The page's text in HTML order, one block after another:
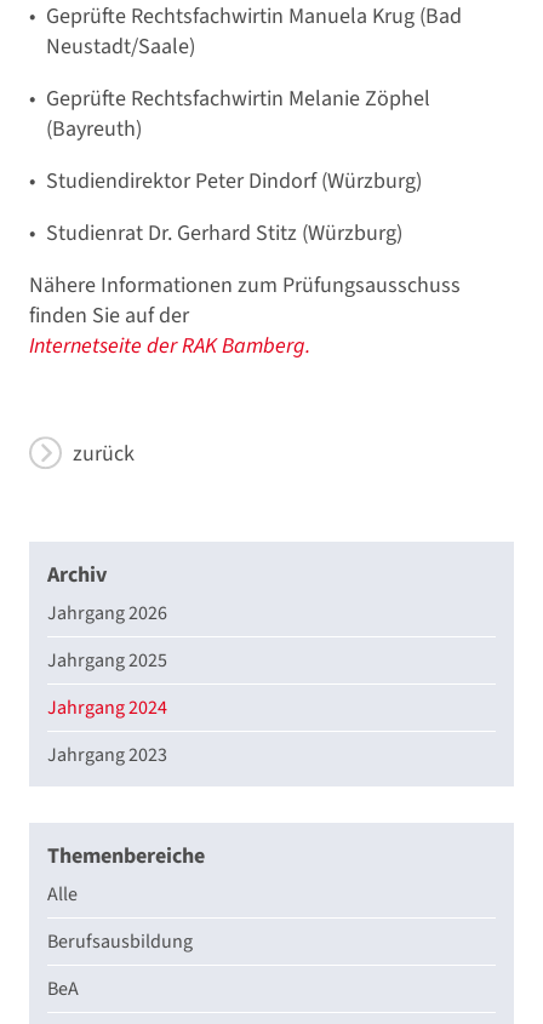
Geprüfte Rechtsfachwirtin Manuela Krug (Bad
Neustadt/Saale)
Geprüfte Rechtsfachwirtin Melanie Zöphel
(Bayreuth)
Studiendirektor Peter Dindorf (Würzburg)
Studienrat Dr. Gerhard Stitz (Würzburg)
Nähere Informationen zum Prüfungsausschuss
finden Sie auf der
Internetseite der RAK Bamberg.
zurück
Archiv
Jahrgang 2026
Jahrgang 2025
Jahrgang 2024
Jahrgang 2023
Themenbereiche
Alle
Berufsausbildung
BeA